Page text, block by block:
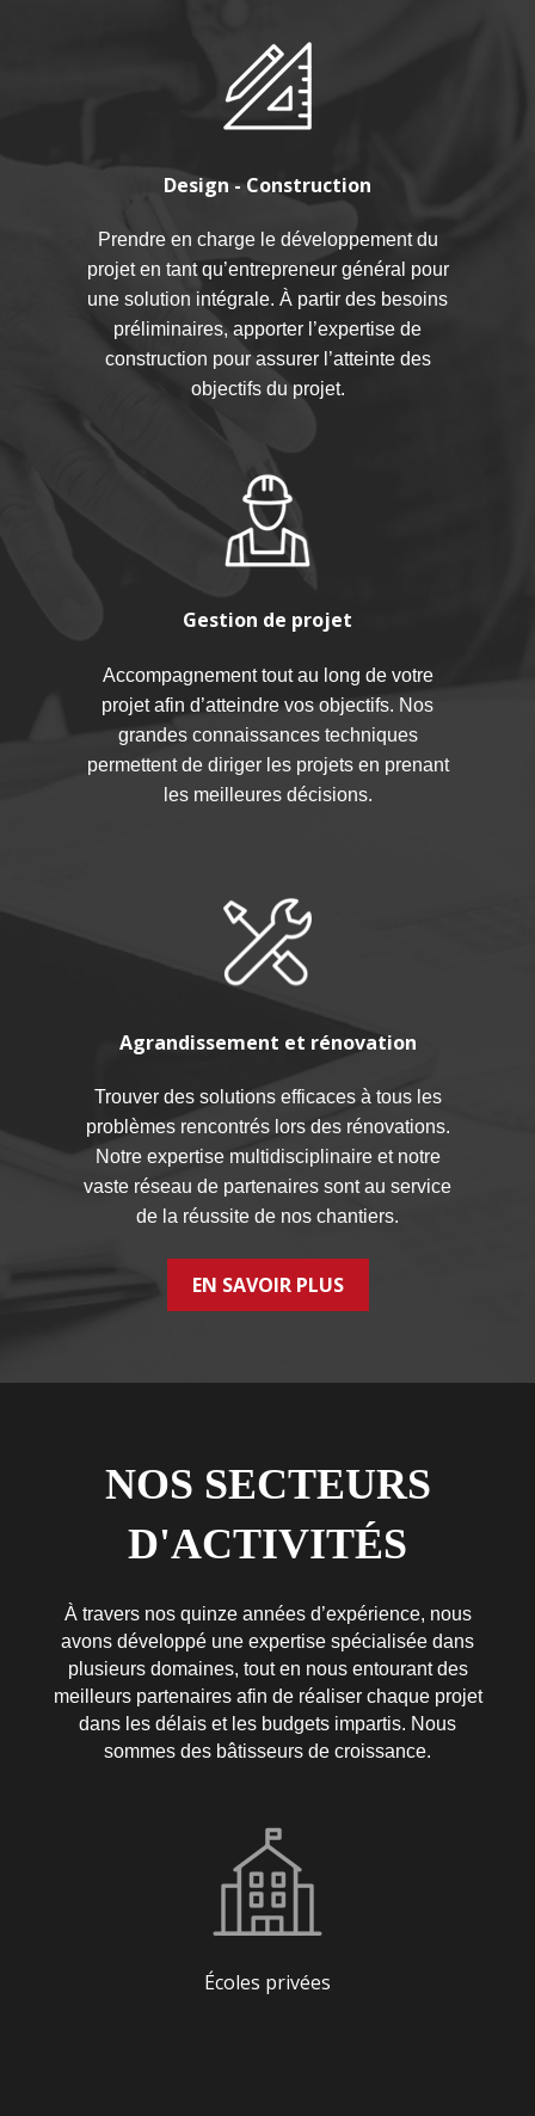
Design - Construction
Prendre en charge le développement du
projet en tant qu’entrepreneur général pour
une solution intégrale. À partir des besoins
préliminaires, apporter l’expertise de
construction pour assurer l’atteinte des
objectifs du projet.
Gestion de projet
Accompagnement tout au long de votre
projet afin d’atteindre vos objectifs. Nos
grandes connaissances techniques
permettent de diriger les projets en prenant
les meilleures décisions.
Agrandissement et rénovation
Trouver des solutions efficaces à tous les
problèmes rencontrés lors des rénovations.
Notre expertise multidisciplinaire et notre
vaste réseau de partenaires sont au service
de la réussite de nos chantiers.
EN SAVOIR PLUS
NOS SECTEURS
D'ACTIVITÉS
À travers nos quinze années d’expérience, nous
avons développé une expertise spécialisée dans
plusieurs domaines, tout en nous entourant des
meilleurs partenaires afin de réaliser chaque projet
dans les délais et les budgets impartis. Nous
sommes des bâtisseurs de croissance.
Écoles privées